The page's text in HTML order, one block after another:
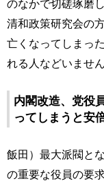
のなかで切磋琢磨
清和政策研究会の
亡くなってしまっ
れる人などいません
内閣改造、党役
ってしまうと安
飯田）最大派閥と
の重要な役員の要